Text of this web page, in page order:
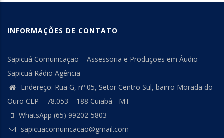
INFORMAÇÕES DE CONTATO
Sapicuá Comunicação – Assessoria e Produções em Áudio
Sapicuá Rádio Agência
Endereço: Rua G, nº 05, Setor Centro Sul, bairro Morada do
Ouro CEP – 78.053 – 188 Cuiabá - MT
WhatsApp (65) 99202-5803
sapicuacomunicacao@gmail.com